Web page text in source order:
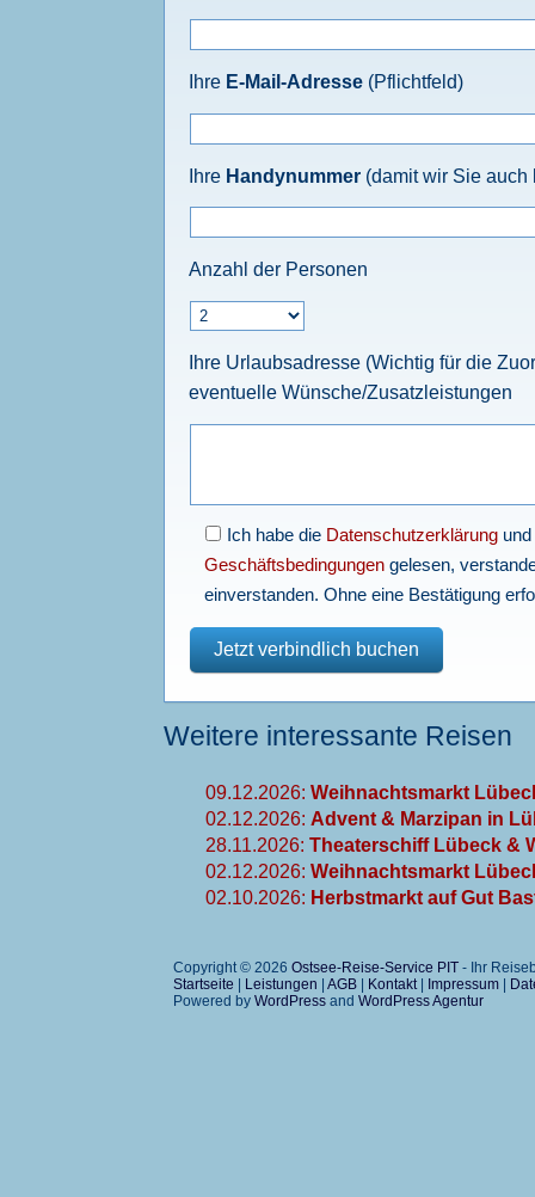
Ihre E-Mail-Adresse (Pflichtfeld)
Ihre Handynummer (damit wir Sie auch
Anzahl der Personen
Ihre Urlaubsadresse (Wichtig für die
eventuelle Wünsche/Zusatzleistungen
Ich habe die Datenschutzerklärungund
Geschäftsbedingungengelesen,
einverstanden. Ohne eine Bestätigung
Weitere interessante Reisen
09.12.2026: Weihnachtsmarkt
02.12.2026: Advent & Marzipan in
28.11.2026: Theaterschiff Lübeck &
02.12.2026: Weihnachtsmarkt
02.10.2026: Herbstmarkt auf Gut
Copyright © 2026 Ostsee-Reise-Service PIT - Ihr
Startseite
Leistungen AGB Kontakt| Impressum
Powered by WordPress and WordPress Agentur